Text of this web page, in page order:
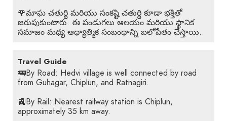
🌹మాఘ చతుర్థి మరియు సంకష్టి చతుర్థి కూడా భక్తితో
జరుపుకుంటారు. ఈ పండుగలు ఆలయం మరియు స్థానిక
సమాజం మధ్య ఆధ్యాత్మిక సంబంధాన్ని బలోపేతం చేస్తాయి.
Travel Guide
🚌By Road: Hedvi village is well connected by road
from Guhagar, Chiplun, and Ratnagiri.
🚉By Rail: Nearest railway station is Chiplun,
approximately 35 km away.